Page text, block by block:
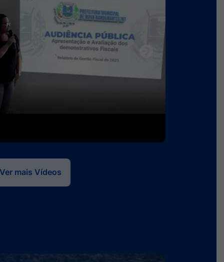
- Centro de treinamentos
do Zé gaúcho)
Next
Ver mais Vídeos